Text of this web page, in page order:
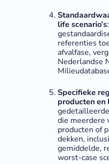
life scenario’s
referenties
afvalfase,
Nederlandse
Specifieke
producten en
die meerdere
producten of
dekken,
gemiddelde,
worst-case